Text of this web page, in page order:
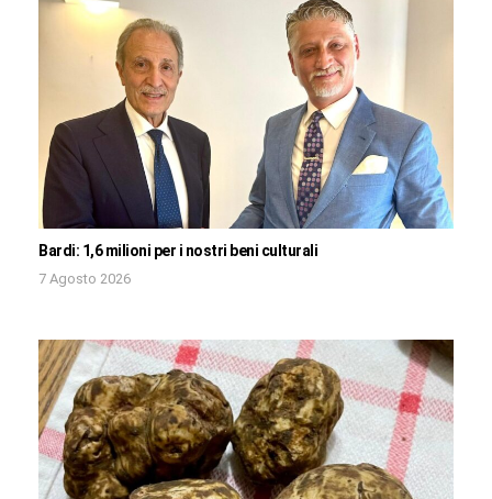
Bardi: 1,6 milioni per i nostri beni culturali
7 Agosto 2026